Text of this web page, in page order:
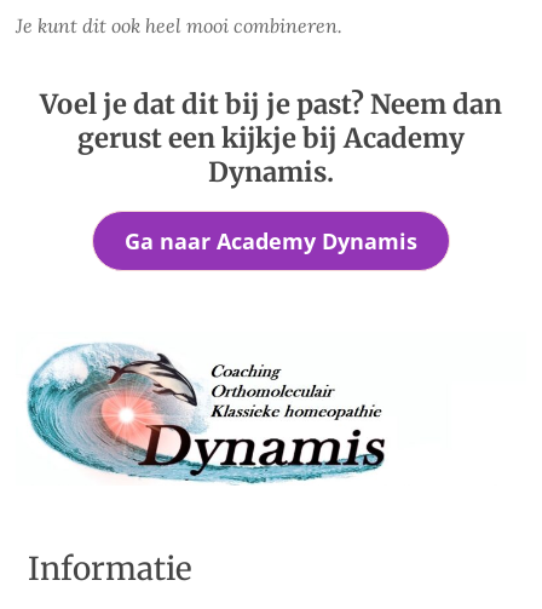
Je kunt dit ook heel mooi combineren.
Voel je dat dit bij je past? Neem dan
gerust een kijkje bij Academy
Dynamis.
Ga naar Academy Dynamis
Informatie